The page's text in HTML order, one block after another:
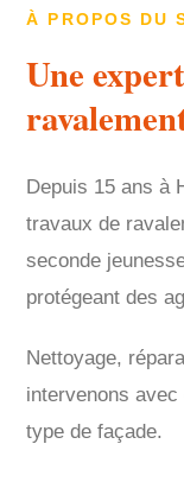
À PROPOS DU
Une
Depuis 15 ans à
travaux de
seconde
protégeant des
Nettoyage,
intervenons
type de façade.